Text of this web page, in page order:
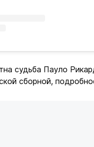
судьба Пауло
сборной,